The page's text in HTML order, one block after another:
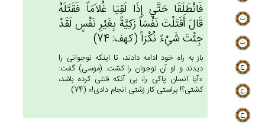
فَانْطَلَقَا حَتَّي‌ إِذَا لَقِيَا غُلاَمَاً فَقَتَلَه‌ُ
قَال‌َ أَقَتَلْت‌َ نَفْسَاً زَكِيَّة‌ً بِغَيْرِ نَفْس‌ٍ لَقَدْ
جِئْت‌َ شَيْءً نُكْرَاً (كهف: 74)
باز به راه خود ادامه دادند، تا اينكه نوجوانى را
ديدند و او آن نوجوان را كشت. (موسى) گفت:
«آيا انسان پاكى را، بى آنكه قتلى كرده باشد،
كشتى؟! براستى كار زشتى انجام دادى!» (74)